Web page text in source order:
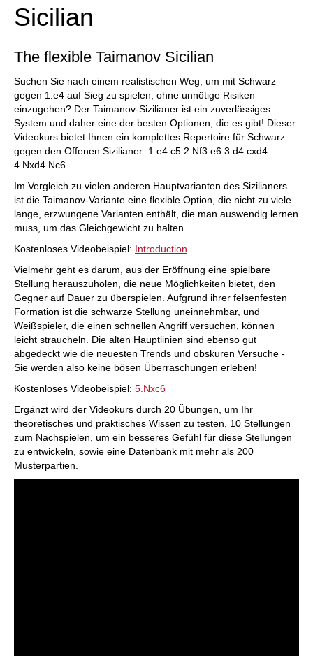
Sicilian
The flexible Taimanov Sicilian
Suchen Sie nach einem realistischen Weg, um mit Schwarz
gegen 1.e4 auf Sieg zu spielen, ohne unnötige Risiken
einzugehen? Der Taimanov-Sizilianer ist ein zuverlässiges
System und daher eine der besten Optionen, die es gibt! Dieser
Videokurs bietet Ihnen ein komplettes Repertoire für Schwarz
gegen den Offenen Sizilianer: 1.e4 c5 2.Nf3 e6 3.d4 cxd4
4.Nxd4 Nc6.
Im Vergleich zu vielen anderen Hauptvarianten des Sizilianers
ist die Taimanov-Variante eine flexible Option, die nicht zu viele
lange, erzwungene Varianten enthält, die man auswendig lernen
muss, um das Gleichgewicht zu halten.
Kostenloses Videobeispiel: Introduction
Vielmehr geht es darum, aus der Eröffnung eine spielbare
Stellung herauszuholen, die neue Möglichkeiten bietet, den
Gegner auf Dauer zu überspielen. Aufgrund ihrer felsenfesten
Formation ist die schwarze Stellung uneinnehmbar, und
Weißspieler, die einen schnellen Angriff versuchen, können
leicht straucheln. Die alten Hauptlinien sind ebenso gut
abgedeckt wie die neuesten Trends und obskuren Versuche -
Sie werden also keine bösen Überraschungen erleben!
Kostenloses Videobeispiel: 5.Nxc6
Ergänzt wird der Videokurs durch 20 Übungen, um Ihr
theoretisches und praktisches Wissen zu testen, 10 Stellungen
zum Nachspielen, um ein besseres Gefühl für diese Stellungen
zu entwickeln, sowie eine Datenbank mit mehr als 200
Musterpartien.